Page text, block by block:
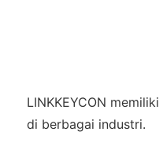
LINKKEYCON
di berbagai industri.